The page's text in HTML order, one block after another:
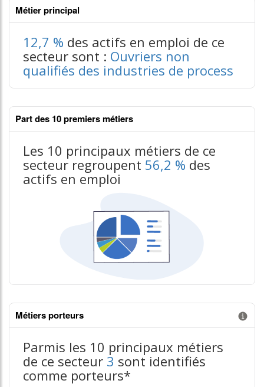
Métier principal
12,7 % des actifs en emploi de ce
secteur sont : Ouvriers non
qualifiés des industries de process
Part des 10 premiers métiers
Les 10 principaux métiers de ce
secteur regroupent 56,2 % des
actifs en emploi
Métiers porteurs
Parmis les 10 principaux métiers
de ce secteur 3 sont identifiés
comme porteurs*